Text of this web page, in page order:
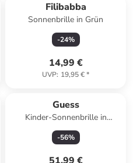
Filibabba
Sonnenbrille in Grün
-24%
14,99 €
UVP: 19,95 €*
Guess
Kinder-Sonnenbrille in
Hellblau/ Rosa
-56%